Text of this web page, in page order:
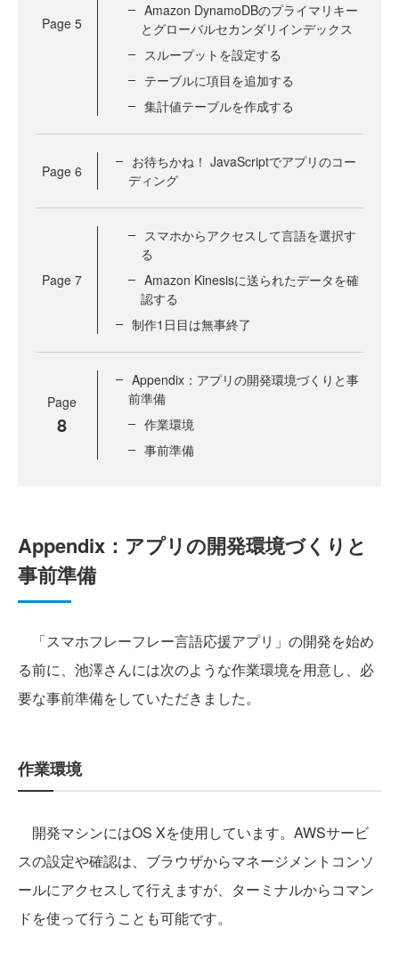
Page 5
Amazon DynamoDBのプライマリキー
とグローバルセカンダリインデックス
スループットを設定する
テーブルに項目を追加する
集計値テーブルを作成する
Page 6
お待ちかね！ JavaScriptでアプリのコー
ディング
Page 7
スマホからアクセスして言語を選択す
る
Amazon Kinesisに送られたデータを確
認する
制作1日目は無事終了
Page
8
Appendix：アプリの開発環境づくりと事
前準備
作業環境
事前準備
Appendix：アプリの開発環境づくりと
事前準備
「スマホフレーフレー言語応援アプリ」の開発を始め
る前に、池澤さんには次のような作業環境を用意し、必
要な事前準備をしていただきました。
作業環境
開発マシンにはOS Xを使用しています。AWSサービ
スの設定や確認は、ブラウザからマネージメントコンソ
ールにアクセスして行えますが、ターミナルからコマン
ドを使って行うことも可能です。